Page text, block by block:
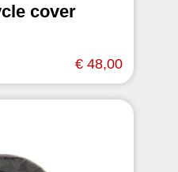
cover
€ 48,00